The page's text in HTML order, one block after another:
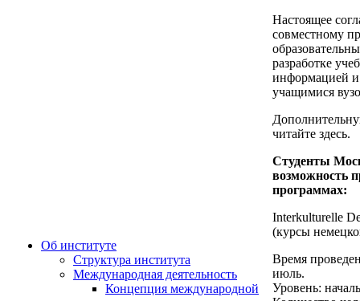
Об институте
Структура института
Международная деятельность
Концепция международной
Настоящее
совместному
разработке
информацией и
учащимися
читайте здесь.
Студенты
возможность
программах:
Interkulturelle
(курсы
Время
июль.
Уровень: